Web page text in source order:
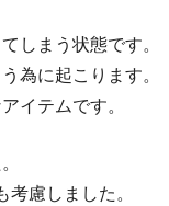
しまう状態です。
為に起こります。
イテムです。
慮しました。